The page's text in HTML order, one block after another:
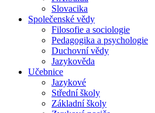
Slovacika
Společenské vědy
Filosofie a sociologie
Pedagogika a psychologie
Duchovní vědy
Jazykověda
Učebnice
Jazykové
Střední školy
Základní školy